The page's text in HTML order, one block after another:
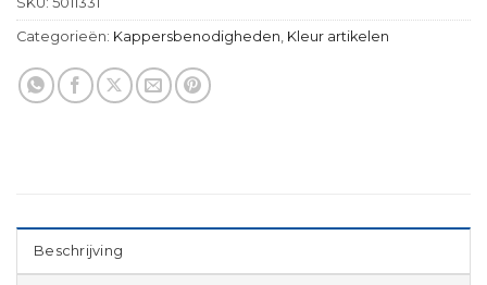
Categorieën: Kappersbenodigheden, Kleur artikelen
Beschrijving